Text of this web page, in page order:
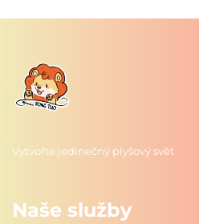
Vytvořte jedinečný plyšový svět
Naše služby